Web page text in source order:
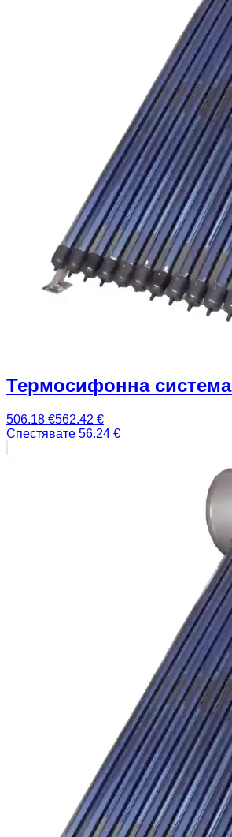
Термосифонна система
506.18 €562.42 €
Спестявате 56.24 €